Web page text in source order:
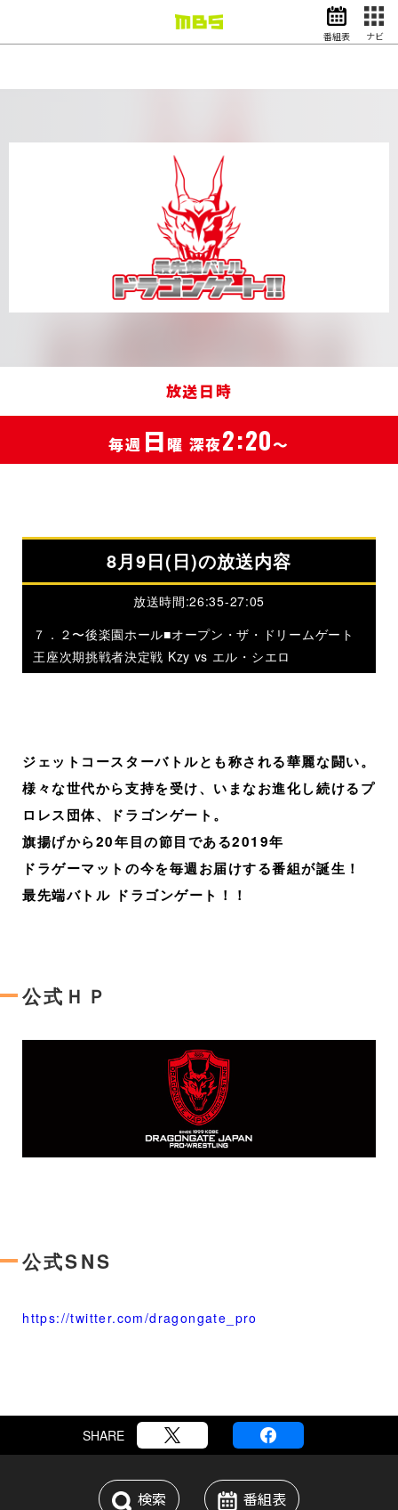
スポーツ
映画 アナウンサー
グッズ
番組表 ナビ
放送日時
毎週 日曜 深夜2:20～
8月9日(日)の放送内容
放送時間:26:35-27:05
７．２〜後楽園ホール■オープン・ザ・ドリームゲート
王座次期挑戦者決定戦 Kzy vs エル・シエロ
ジェットコースターバトルとも称される華麗な闘い。
様々な世代から支持を受け、いまなお進化し続けるプ
ロレス団体、ドラゴンゲート。
旗揚げから20年目の節目である2019年
ドラゲーマットの今を毎週お届けする番組が誕生！
最先端バトル ドラゴンゲート！！
公式ＨＰ
公式SNS
https://twitter.com/dragongate_pro
SHARE
検索 番組表